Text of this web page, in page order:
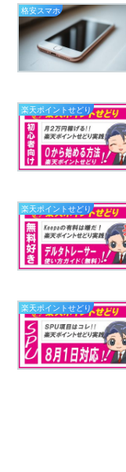
格安スマホ
楽天ポイントせどり
楽天ポイントせどり
楽天ポイントせどり